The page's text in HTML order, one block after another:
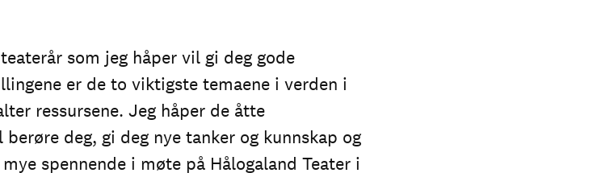
som jeg håper vil gi deg gode
er de to viktigste temaene i verden i
ressursene. Jeg håper de åtte
deg, gi deg nye tanker og kunnskap og
spennende i møte på Hålogaland Teater i